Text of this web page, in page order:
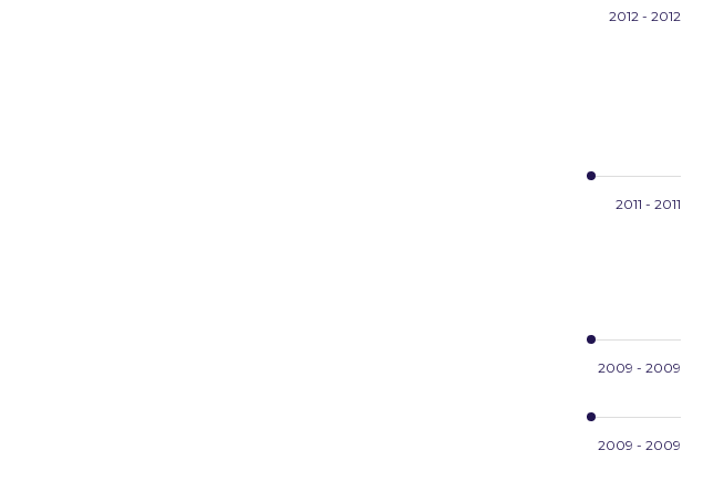
2012 - 2012
2011 - 2011
2009 - 2009
2009 - 2009